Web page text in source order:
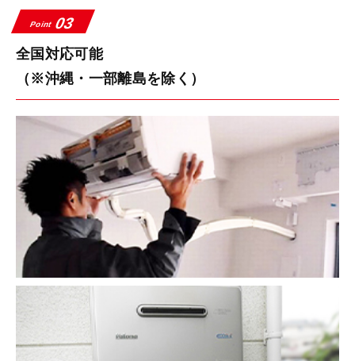
Point 03
全国対応可能
（※沖縄・一部離島を除く）